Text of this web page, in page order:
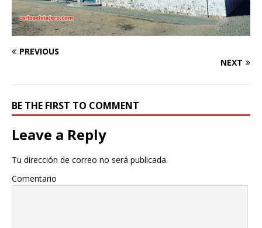
PREVIOUS
NEXT
BE THE FIRST TO COMMENT
Leave a Reply
Tu dirección de correo no será publicada.
Comentario